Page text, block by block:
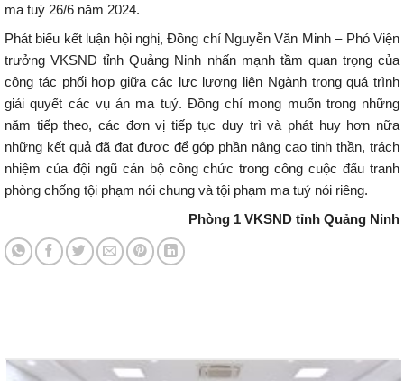
ma tuý 26/6 năm 2024.
Phát biểu kết luận hội nghị, Đồng chí Nguyễn Văn Minh – Phó Viện
trưởng VKSND tỉnh Quảng Ninh nhấn mạnh tầm quan trọng của
công tác phối hợp giữa các lực lượng liên Ngành trong quá trình
giải quyết các vụ án ma tuý. Đồng chí mong muốn trong những
năm tiếp theo, các đơn vị tiếp tục duy trì và phát huy hơn nữa
những kết quả đã đạt được để góp phần nâng cao tinh thần, trách
nhiệm của đội ngũ cán bộ công chức trong công cuộc đấu tranh
phòng chống tội phạm nói chung và tội phạm ma tuý nói riêng.
Phòng 1 VKSND tỉnh Quảng Ninh